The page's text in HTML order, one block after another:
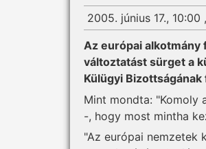
2005. június 17., 10:00
Az európai alkotmány
változtatást sürget a
Külügyi
Mint mondta: "Komoly
-, hogy most mintha
"Az európai nemzetek